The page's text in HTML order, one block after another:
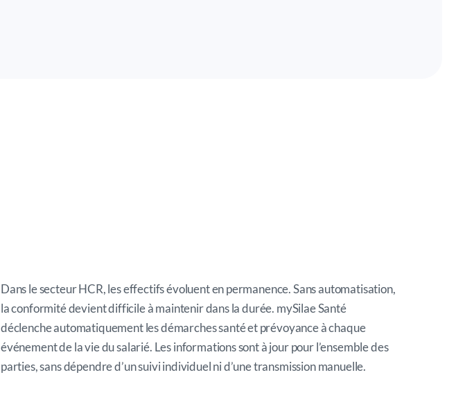
Dans le secteur HCR, les effectifs évoluent en permanence. Sans automatisation,
la conformité devient difficile à maintenir dans la durée. mySilae Santé
déclenche automatiquement les démarches santé et prévoyance à chaque
événement de la vie du salarié. Les informations sont à jour pour l’ensemble des
parties, sans dépendre d’un suivi individuel ni d’une transmission manuelle.